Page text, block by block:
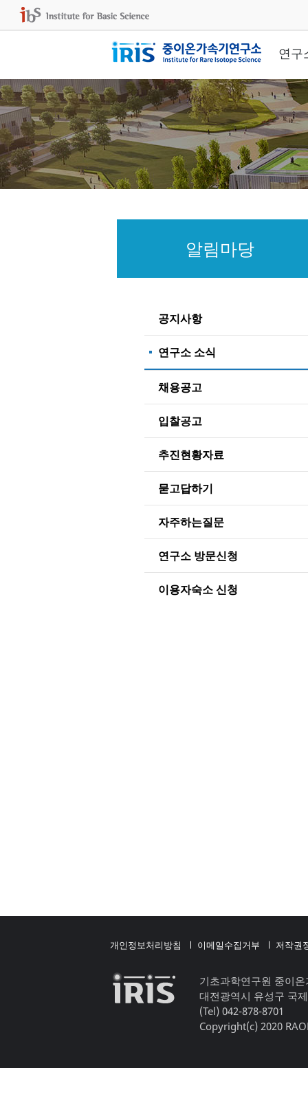
연구
알림마당
공지사항
연구소 소식
채용공고
입찰공고
추진현황자료
묻고답하기
자주하는질문
연구소 방문신청
이용자숙소 신청
개인정보처리방침 이메일수집거부 저작권
기초과학연구원 중이
대전광역시 유성구 국
(Tel) 042-878-8701
Copyright(c) 2020